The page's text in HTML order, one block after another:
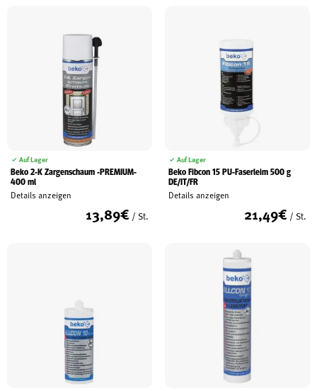
Auf Lager
Beko 2-K Zargenschaum -PREMIUM-
400 ml
Details anzeigen
13,89€ / St.
Auf Lager
Beko Fibcon 15 PU-Faserleim 500 g
DE/IT/FR
Details anzeigen
21,49€ / St.